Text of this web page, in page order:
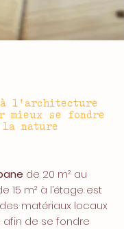
à l'architecture
mieux se fondre
la nature
de 20 m² au
15 m² à l’étage est
matériaux locaux
afin de se fondre